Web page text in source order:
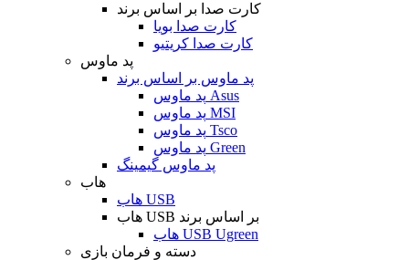
کارت صدا بر اساس برند
کارت صدا بویا
کارت صدا کریتیو
پد ماوس
پد ماوس بر اساس برند
پد ماوس Asus
پد ماوس MSI
پد ماوس Tsco
پد ماوس Green
پد ماوس گیمینگ
هاب
هاب USB
هاب USB بر اساس برند
هاب USB Ugreen
دسته و فرمان بازی